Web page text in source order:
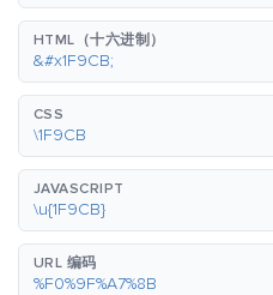
HTML（十六进制）
&#x1F9CB;
CSS
\1F9CB
JAVASCRIPT
\u{1F9CB}
URL 编码
%F0%9F%A7%8B